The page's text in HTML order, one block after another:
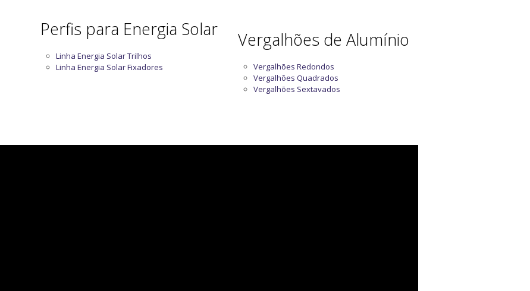
Perfis para Energia Solar
Linha Energia Solar Trilhos
Linha Energia Solar Fixadores
Vergalhões de Alumínio
Vergalhões Redondos
Vergalhões Quadrados
Vergalhões Sextavados